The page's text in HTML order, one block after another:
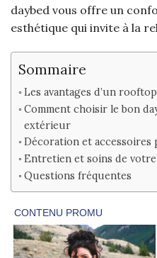
daybed vous offre un
esthétique qui invite à la
Sommaire
Les avantages d’un
Comment choisir le bon
extérieur
Décoration et
Entretien et soins de
Questions fréquentes